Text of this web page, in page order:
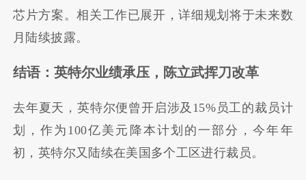
芯片方案。相关工作已展开，详细规划将于未来数
月陆续披露。
结语：英特尔业绩承压，陈立武挥刀改革
去年夏天，英特尔便曾开启涉及15%员工的裁员计
划，作为100亿美元降本计划的一部分，今年年
初，英特尔又陆续在美国多个工区进行裁员。